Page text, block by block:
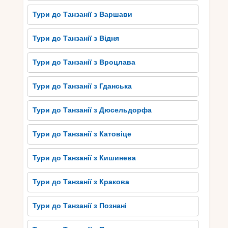
приваблює мандрівників з усього світу, оскільки
тут можна побачити безліч видів тварин,
включаючи слонів, левів, жирафів та зебр.
Також слід зазначити Нгоронгоро – великий
кратер, який визнаний Світовим спадщиною
ЮНЕСКО.
В цьому унікальному екосистемі можна зустріти
розмаїття тварин, таких як носороги, буйволи та
гепарди. Багатство флори і фауни Танзанії
нескінченне, а також національні парки Катава
та Тарангире вражають своєю розмаїттю.
Подорожуючи до Танзанії з Берліна, ви
отримаєте унікальну можливість побачити це
диво природи своїми очима і залишитися в
захопленні його красою.
Традиції та культура
Тури до Танзанії з Варшави
Тури до Танзанії з Відня
Тури до Танзанії з Вроцлава
Тури до Танзанії з Гданська
Тури до Танзанії з Дюсельдорфа
Тури до Танзанії з Катовіце
Тури до Танзанії з Кишинева
Тури до Танзанії з Кракова
Тури до Танзанії з Познані